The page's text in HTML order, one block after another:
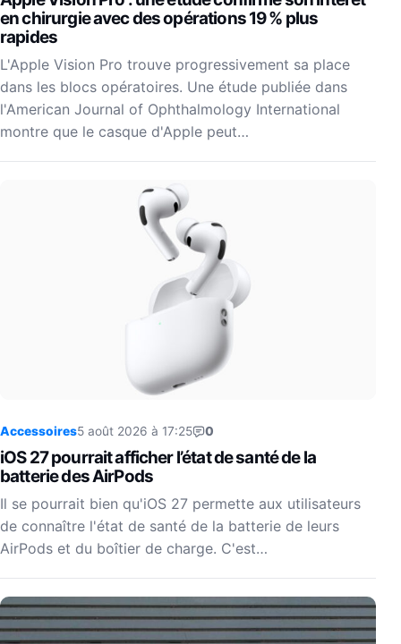
en chirurgie avec des opérations 19 % plus
rapides
L'Apple Vision Pro trouve progressivement sa place
dans les blocs opératoires. Une étude publiée dans
l'American Journal of Ophthalmology International
montre que le casque d'Apple peut…
Accessoires5 août 2026 à 17:25 0
iOS 27 pourrait afficher l’état de santé de la
batterie des AirPods
Il se pourrait bien qu'iOS 27 permette aux utilisateurs
de connaître l'état de santé de la batterie de leurs
AirPods et du boîtier de charge. C'est…